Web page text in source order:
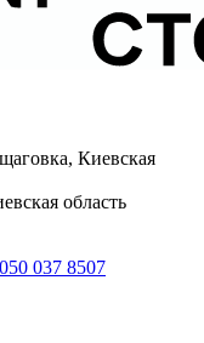
Киевская
область
037 8507